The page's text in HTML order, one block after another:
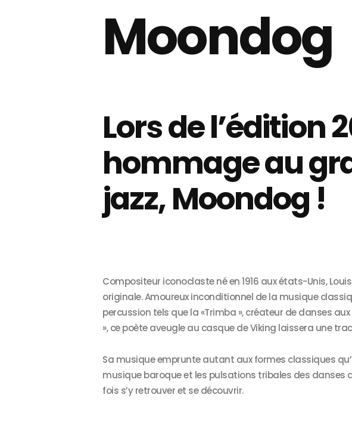
Moondog
Lors de l’édition
hommage au
jazz, Moondog !
Compositeur iconoclaste né en 1916 aux états-Unis,
originale. Amoureux inconditionnel de la musique
percussion tels que la «Trimba », créateur de danses
», ce poète aveugle au casque de Viking laissera une
Sa musique emprunte autant aux formes classiques
musique baroque et les pulsations tribales des danses
fois s’y retrouver et se découvrir.